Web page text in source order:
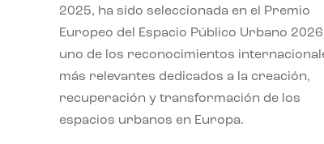
2025, ha sido seleccionada en el Premio
Europeo del Espacio Público Urbano
uno de los reconocimientos
más relevantes dedicados a la creación,
recuperación y transformación de los
espacios urbanos en Europa.